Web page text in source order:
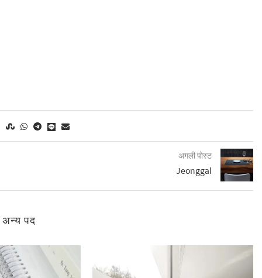
अगली पोस्ट
Jeonggal
पद